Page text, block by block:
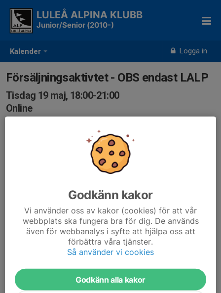
Kalender Logga in
LULEÅ ALPINA KLUBB
Junior/Senior (2010-)
Försäljningsaktivtet - OBS endast LALP
Tisdag 19 maj, 18:00-21:00
Online
Skriv hur många produkter du sålt i kallelse (toa/
hushåll/ såpa/ diskmedel) , minimum 7 st. för en LALP-
åkare och minimum 10 st. för 2 eller fler åkare per
Vid frågor - läs utskickat mail, eller tag kontakt via
Försäljning endast för åkare med Luleå Alpina som
hemmaklubb. Ni som bara tränar med oss kan bortse
från denna försäljningsaktivitet!
Godkänn kakor
Vi använder oss av kakor (cookies) för att vår
webbplats ska fungera bra för dig. De används
även för webbanalys i syfte att hjälpa oss att
förbättra våra tjänster.
Så använder vi cookies
Godkänn alla kakor